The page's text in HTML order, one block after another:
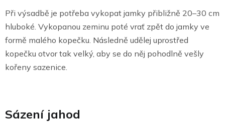
Při výsadbě je potřeba vykopat jamky přibližně 20–30 cm
hluboké. Vykopanou zeminu poté vrať zpět do jamky ve
formě malého kopečku. Následně udělej uprostřed
kopečku otvor tak velký, aby se do něj pohodlně vešly
kořeny sazenice.
Sázení jahod